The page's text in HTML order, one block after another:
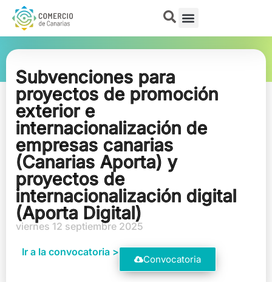
Subvenciones para
proyectos de promoción
exterior e
internacionalización de
empresas canarias
(Canarias Aporta) y
proyectos de
internacionalización digital
(Aporta Digital)
viernes 12 septiembre 2025
Ir a la convocatoria >
Convocatoria